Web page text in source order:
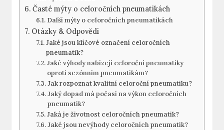
Časté mýty o celoročních pneumatikách
Další mýty o celoročních pneumatikách
Otázky & Odpovědi
Jaké jsou klíčové označení celoročních
pneumatik?
Jaké výhody nabízejí celoroční pneumatiky
oproti sezónním pneumatikám?
Jak rozpoznat kvalitní celoroční pneumatiku?
Jaký dopad má počasí na výkon celoročních
pneumatik?
Jaká je životnost celoročních pneumatik?
Jaké jsou nevýhody celoročních pneumatik?